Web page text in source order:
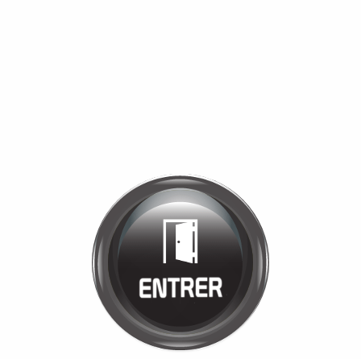
Bienvenue chez
MANÈGE DE LA
TUILERIE
Cliquez pour entrer